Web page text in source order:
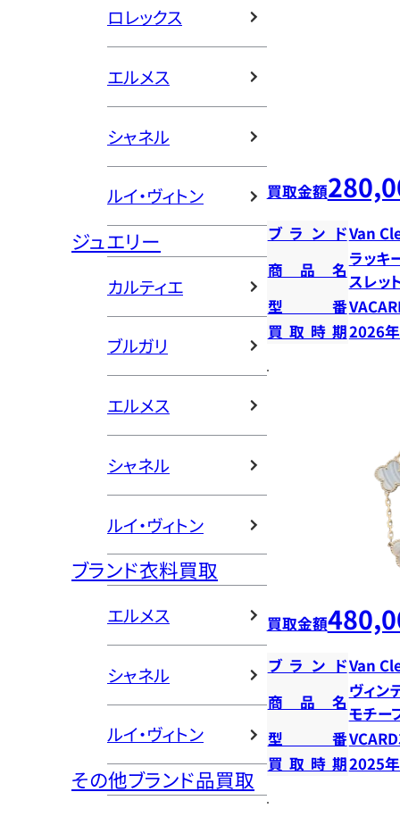
ロレックス
エルメス
シャネル
ルイ・ヴィトン
ジュエリー
カルティエ
ブルガリ
エルメス
シャネル
ルイ・ヴィトン
ブランド衣料買取
エルメス
シャネル
ルイ・ヴィトン
その他ブランド品買取
買取金額
ブランドVan
商品名
ラッキ
スレッ
型番
買取時期2026
買取金額
ブランドVan
商品名
ヴィン
モチー
型番
買取時期2025